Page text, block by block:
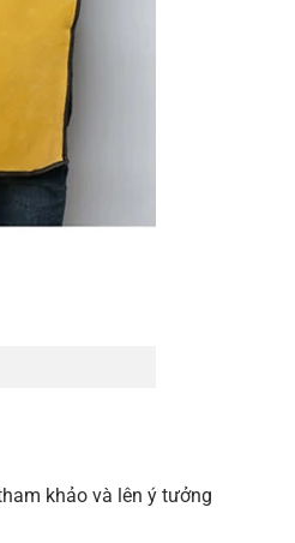
khảo và lên ý tưởng